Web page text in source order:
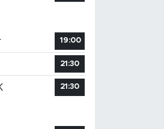
19:00
21:30
21:30